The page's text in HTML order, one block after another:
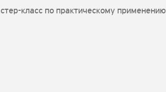
класс по практическому применению